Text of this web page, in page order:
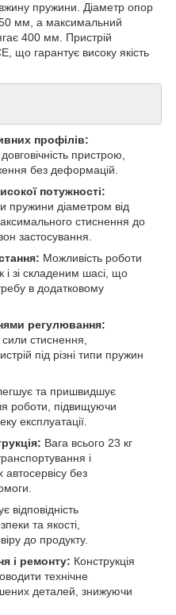
пружини. Діаметр опор
мм, а максимальний
400 мм. Пристрій
що гарантує високу якість
профілів:
пристрою,
без деформацій.
потужності:
пружини діаметром від
стиснення до
застосування.
Можливість роботи
і зі складеним шасі, що
в додатковому
регулювання:
стиснення,
під різні типи пружин
та пришвидшує
роботи, підвищуючи
експлуатації.
Вага всього 23 кг
і
автосервісу без
відповідність
та якості,
до продукту.
і ремонту: Конструкція
технічне
деталей, знижуючи